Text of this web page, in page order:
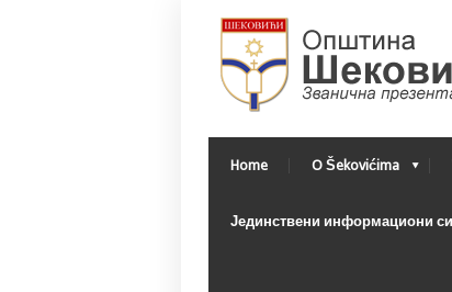
Home O Šekovićima
Јединствени информациони